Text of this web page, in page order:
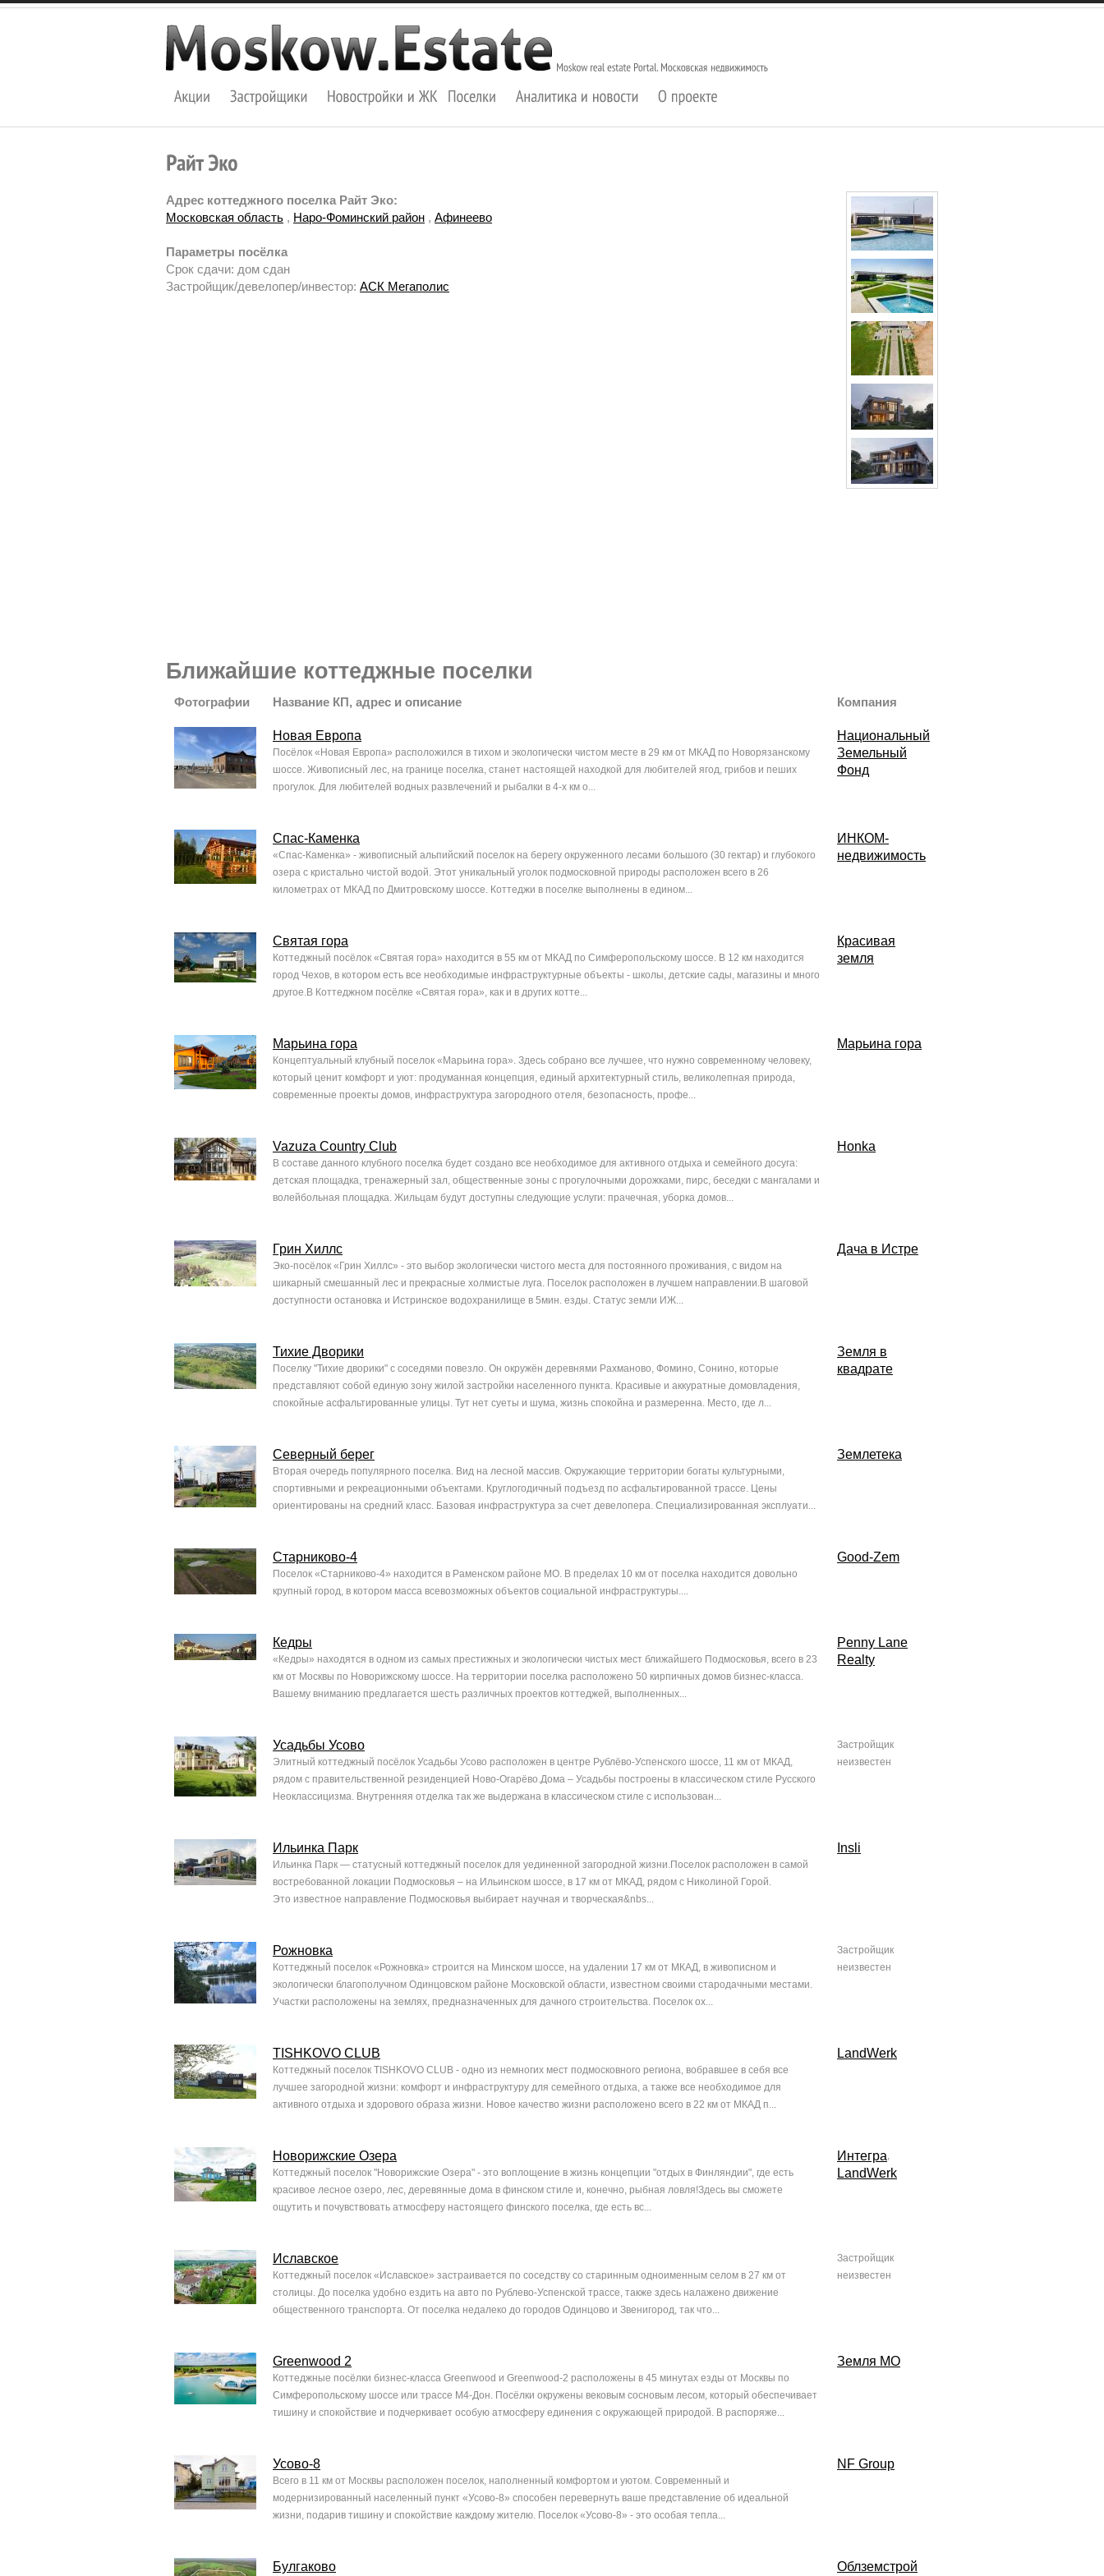
Адрес коттеджного поселка Райт Эко:
Московская область , Наро-Фоминский район , Афинеево
Параметры посёлка
Срок сдачи: дом сдан
Застройщик/девелопер/инвестор: АСК Мегаполис
Ближайшие коттеджные поселки
Фотографии Название КП, адрес и описание Компания
Новая Европа
Посёлок «Новая Европа» расположился в тихом и экологически чистом месте в 29 км от МКАД по Новорязанскому
шоссе. Живописный лес, на границе поселка, станет настоящей находкой для любителей ягод, грибов и пеших
прогулок. Для любителей водных развлечений и рыбалки в 4-х км о...
Национальный
Земельный
Фонд
Спас-Каменка
«Спас-Каменка» - живописный альпийский поселок на берегу окруженного лесами большого (30 гектар) и глубокого
озера с кристально чистой водой. Этот уникальный уголок подмосковной природы расположен всего в 26
километрах от МКАД по Дмитровскому шоссе. Коттеджи в поселке выполнены в едином...
ИНКОМ-
недвижимость
Святая гора
Коттеджный посёлок «Святая гора» находится в 55 км от МКАД по Симферопольскому шоссе. В 12 км находится
город Чехов, в котором есть все необходимые инфраструктурные объекты - школы, детские сады, магазины и много
другое.В Коттеджном посёлке «Святая гора», как и в других котте...
Красивая
земля
Марьина гора
Концептуальный клубный поселок «Марьина гора». Здесь собрано все лучшее, что нужно современному человеку,
который ценит комфорт и уют: продуманная концепция, единый архитектурный стиль, великолепная природа,
современные проекты домов, инфраструктура загородного отеля, безопасность, профе...
Марьина гора
Vazuza Country Club
В составе данного клубного поселка будет создано все необходимое для активного отдыха и семейного досуга:
детская площадка, тренажерный зал, общественные зоны с прогулочными дорожками, пирс, беседки с мангалами и
волейбольная площадка. Жильцам будут доступны следующие услуги: прачечная, уборка домов...
Honka
Грин Хиллс
Эко-посёлок «Грин Хиллс» - это выбор экологически чистого места для постоянного проживания, с видом на
шикарный смешанный лес и прекрасные холмистые луга. Поселок расположен в лучшем направлении.В шаговой
доступности остановка и Истринское водохранилище в 5мин. езды. Статус земли ИЖ...
Дача в Истре
Тихие Дворики
Поселку "Тихие дворики" с соседями повезло. Он окружён деревнями Рахманово, Фомино, Сонино, которые
представляют собой единую зону жилой застройки населенного пункта. Красивые и аккуратные домовладения,
спокойные асфальтированные улицы. Тут нет суеты и шума, жизнь спокойна и размеренна. Место, где л...
Земля в
квадрате
Северный берег
Вторая очередь популярного поселка. Вид на лесной массив. Окружающие территории богаты культурными,
спортивными и рекреационными объектами. Круглогодичный подъезд по асфальтированной трассе. Цены
ориентированы на средний класс. Базовая инфраструктура за счет девелопера. Специализированная эксплуати...
Землетека
Старниково-4
Поселок «Старниково-4» находится в Раменском районе МО. В пределах 10 км от поселка находится довольно
крупный город, в котором масса всевозможных объектов социальной инфраструктуры....
Good-Zem
Кедры
«Кедры» находятся в одном из самых престижных и экологически чистых мест ближайшего Подмосковья, всего в 23
км от Москвы по Новорижскому шоссе. На территории поселка расположено 50 кирпичных домов бизнес-класса.
Вашему вниманию предлагается шесть различных проектов коттеджей, выполненных...
Penny Lane
Realty
Усадьбы Усово
Элитный коттеджный посёлок Усадьбы Усово расположен в центре Рублёво-Успенского шоссе, 11 км от МКАД,
рядом с правительственной резиденцией Ново-Огарёво.Дома – Усадьбы построены в классическом стиле Русского
Неоклассицизма. Внутренняя отделка так же выдержана в классическом стиле с использован...
Застройщик
неизвестен
Ильинка Парк
Ильинка Парк — статусный коттеджный поселок для уединенной загородной жизни.Поселок расположен в самой
востребованной локации Подмосковья – на Ильинском шоссе, в 17 км от МКАД, рядом с Николиной Горой.
Это известное направление Подмосковья выбирает научная и творческая&nbs...
Insli
Рожновка
Коттеджный поселок «Рожновка» строится на Минском шоссе, на удалении 17 км от МКАД, в живописном и
экологически благополучном Одинцовском районе Московской области, известном своими стародачными местами.
Участки расположены на землях, предназначенных для дачного строительства. Поселок ох...
Застройщик
неизвестен
TISHKOVO CLUB
Коттеджный поселок TISHKOVO CLUB - одно из немногих мест подмосковного региона, вобравшее в себя все
лучшее загородной жизни: комфорт и инфраструктуру для семейного отдыха, а также все необходимое для
активного отдыха и здорового образа жизни. Новое качество жизни расположено всего в 22 км от МКАД п...
LandWerk
Новорижские Озера
Коттеджный поселок "Новорижские Озера" - это воплощение в жизнь концепции "отдых в Финляндии", где есть
красивое лесное озеро, лес, деревянные дома в финском стиле и, конечно, рыбная ловля!Здесь вы сможете
ощутить и почувствовать атмосферу настоящего финского поселка, где есть вс...
Интегра,
LandWerk
Иславское
Коттеджный поселок «Иславское» застраивается по соседству со старинным одноименным селом в 27 км от
столицы. До поселка удобно ездить на авто по Рублево-Успенской трассе, также здесь налажено движение
общественного транспорта. От поселка недалеко до городов Одинцово и Звенигород, так что...
Застройщик
неизвестен
Greenwood 2
Коттеджные посёлки бизнес-класса Greenwood и Greenwood-2 расположены в 45 минутах езды от Москвы по
Симферопольскому шоссе или трассе М4-Дон. Посёлки окружены вековым сосновым лесом, который обеспечивает
тишину и спокойствие и подчеркивает особую атмосферу единения с окружающей природой. В распоряже...
Земля МО
Усово-8
Всего в 11 км от Москвы расположен поселок, наполненный комфортом и уютом. Современный и
модернизированный населенный пункт «Усово-8» способен перевернуть ваше представление об идеальной
жизни, подарив тишину и спокойствие каждому жителю. Поселок «Усово-8» - это особая тепла...
NF Group
Булгаково Облземстрой